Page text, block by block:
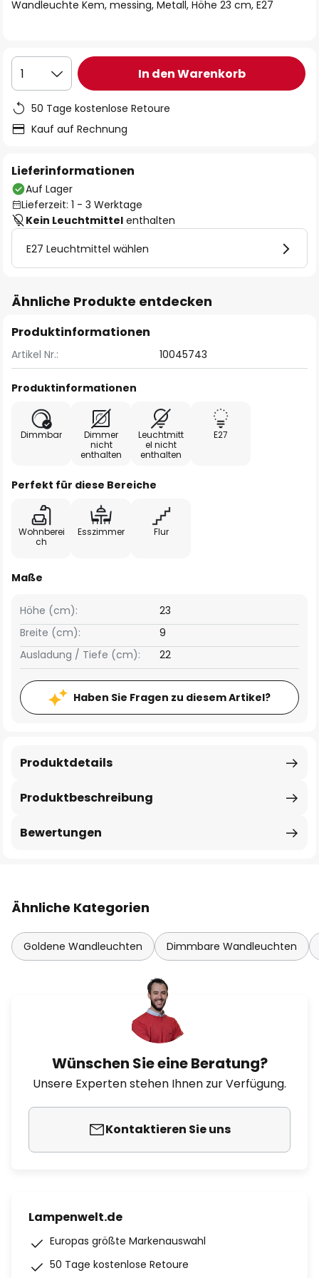
Wandleuchte Kem, messing, Metall, Höhe 23 cm, E27
1 In den Warenkorb
50 Tage kostenlose Retoure
Kauf auf Rechnung
Lieferinformationen
Auf Lager
Lieferzeit: 1 - 3 Werktage
Kein Leuchtmittel enthalten
E27 Leuchtmittel wählen
Ähnliche Produkte entdecken
Produktinformationen
Artikel Nr.: 10045743
Produktinformationen
Dimmbar
Dimmer
nicht
enthalten
Leuchtmitt
el nicht
enthalten
E27
Perfekt für diese Bereiche
Wohnberei
ch
Esszimmer Flur
Maße
Breite (cm): 9
Höhe (cm): 23
Ausladung / Tiefe (cm): 22
Haben Sie Fragen zu diesem Artikel?
Produktbeschreibung
Produktdetails
Bewertungen
Ähnliche Kategorien
Goldene Wandleuchten Dimmbare Wandleuchten
Wünschen Sie eine Beratung?
Unsere Experten stehen Ihnen zur Verfügung.
Kontaktieren Sie uns
Lampenwelt.de
Europas größte Markenauswahl
50 Tage kostenlose Retoure